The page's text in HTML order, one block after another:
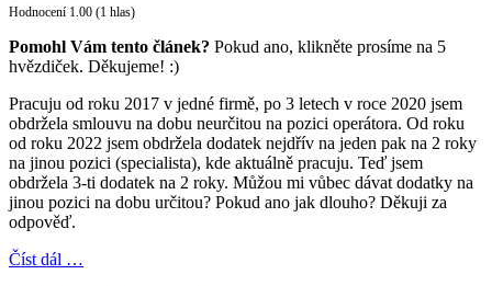
Hodnocení 1.00 (1 hlas)
Pomohl Vám tento článek? Pokud ano, klikněte prosíme na 5
hvězdiček. Děkujeme! :)
Pracuju od roku 2017 v jedné firmě, po 3 letech v roce 2020 jsem
obdržela smlouvu na dobu neurčitou na pozici operátora. Od roku
od roku 2022 jsem obdržela dodatek nejdřív na jeden pak na 2 roky
na jinou pozici (specialista), kde aktuálně pracuju. Teď jsem
obdržela 3-ti dodatek na 2 roky. Můžou mi vůbec dávat dodatky na
jinou pozici na dobu určitou? Pokud ano jak dlouho? Děkuji za
odpověď.
Číst dál …